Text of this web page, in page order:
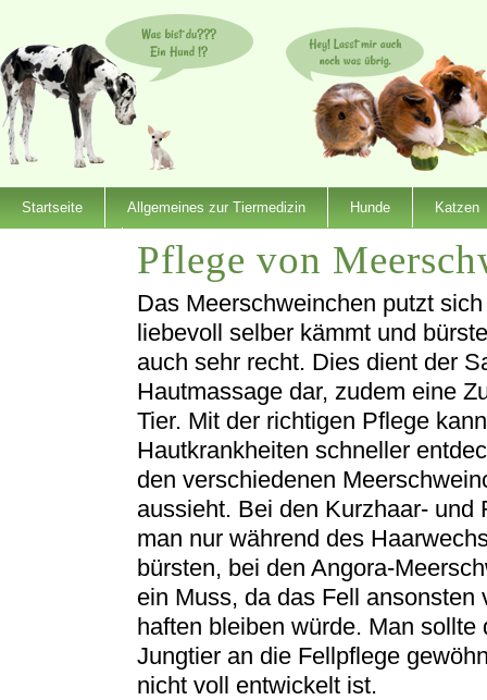
Startseite Allgemeines zur Tiermedizin Hunde Katzen
Pflege von
Das Meerschweinchen putzt
liebevoll selber kämmt und
auch sehr recht. Dies dient der
Hautmassage dar, zudem eine
Tier. Mit der richtigen Pflege
Hautkrankheiten schneller
den verschiedenen
aussieht. Bei den Kurzhaar-
man nur während des
bürsten, bei den Angora-
ein Muss, da das Fell
haften bleiben würde. Man
Jungtier an die Fellpflege
nicht voll entwickelt ist.